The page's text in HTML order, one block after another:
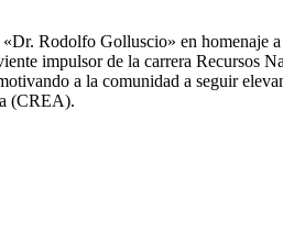
Rodolfo Golluscio» en homenaje
impulsor de la carrera Recursos
a la comunidad a seguir
(CREA).